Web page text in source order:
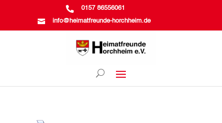
 0157 86556061
 info@heimatfreunde-horchheim.de